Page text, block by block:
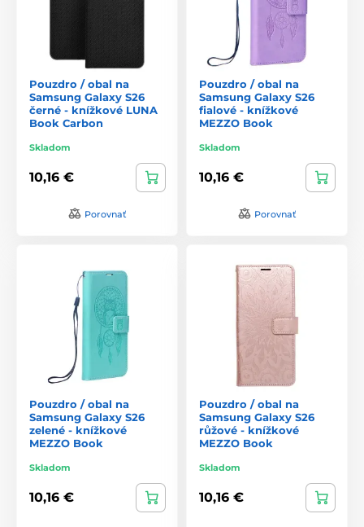
Pouzdro / obal na
Samsung Galaxy S26
černé - knížkové LUNA
Book Carbon
Skladom
10,16 €
Porovnať
Pouzdro / obal na
Samsung Galaxy S26
fialové - knížkové
MEZZO Book
Skladom
10,16 €
Porovnať
Pouzdro / obal na
Samsung Galaxy S26
zelené - knížkové
MEZZO Book
Skladom
10,16 €
Pouzdro / obal na
Samsung Galaxy S26
růžové - knížkové
MEZZO Book
Skladom
10,16 €